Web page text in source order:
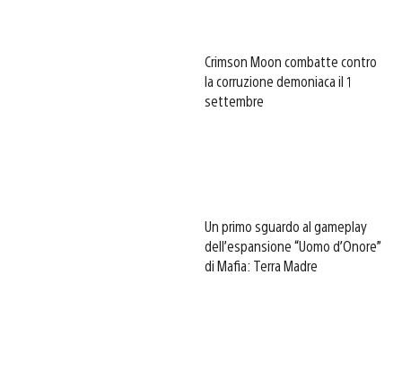
Crimson Moon combatte contro
la corruzione demoniaca il 1
settembre
Un primo sguardo al gameplay
dell’espansione “Uomo d’Onore”
di Mafia: Terra Madre